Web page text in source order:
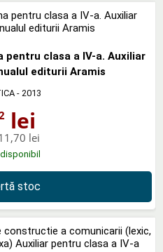
clasa a IV-a. Auxiliar
editurii Aramis
- 2013
lei
lei
stoc